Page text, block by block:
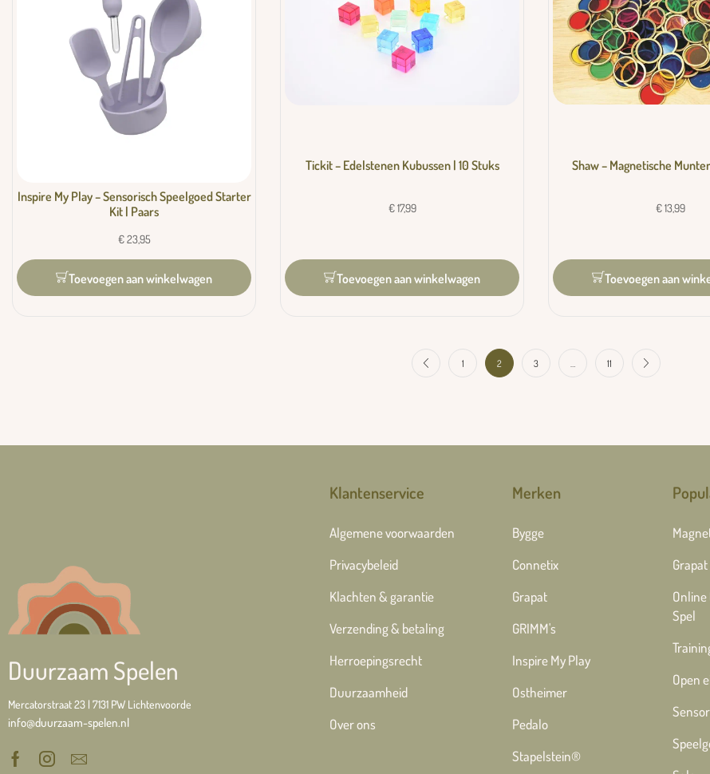
Inspire My Play – Sensorisch Speelgoed Starter
Kit | Paars
€23,95
Toevoegen aan winkelwagen
Tickit – Edelstenen Kubussen | 10 Stuks
€17,99
Toevoegen aan winkelwagen
Shaw – Magnetische
€13,99
Toevoegen aan
1 2 3 11
Duurzaam Spelen
Mercatorstraat 23 | 7131 PW Lichtenvoorde
info@duurzaam-spelen.nl
Klantenservice
Algemene voorwaarden
Privacybeleid
Klachten & garantie
Verzending & betaling
Herroepingsrecht
Duurzaamheid
Over ons
Merken
Bygge
Connetix
Grapat
GRIMM's
Inspire My Play
Ostheimer
Pedalo
Stapelstein®
Spel
Open